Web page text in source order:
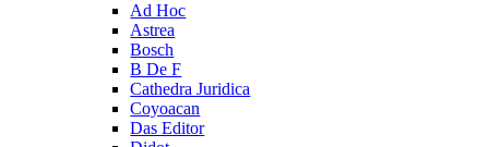
Ad Hoc
Astrea
Bosch
B De F
Cathedra Juridica
Coyoacan
Das Editor